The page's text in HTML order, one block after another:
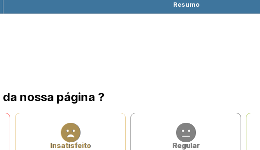
Resumo
nossa página ?
Insatisfeito Regular